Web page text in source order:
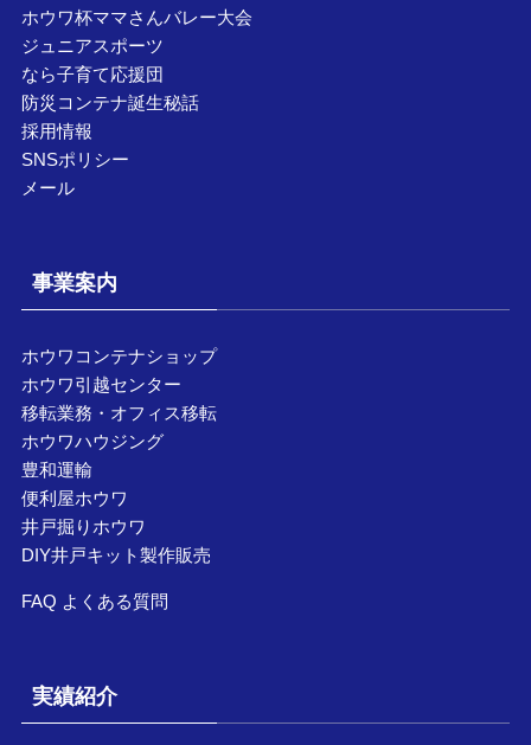
ホウワ杯ママさんバレー大会
ジュニアスポーツ
なら子育て応援団
防災コンテナ誕生秘話
採用情報
SNSポリシー
メール
事業案内
ホウワコンテナショップ
ホウワ引越センター
移転業務・オフィス移転
ホウワハウジング
豊和運輸
便利屋ホウワ
井戸掘りホウワ
DIY井戸キット製作販売
FAQ よくある質問
実績紹介